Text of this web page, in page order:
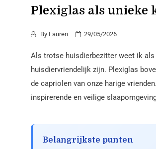
Plexiglas als unieke
By Lauren 29/05/2026
Als trotse huisdierbezitter weet ik
huisdiervriendelijk zijn. Plexiglas
de capriolen van onze harige
inspirerende en veilige
Belangrijkste punten